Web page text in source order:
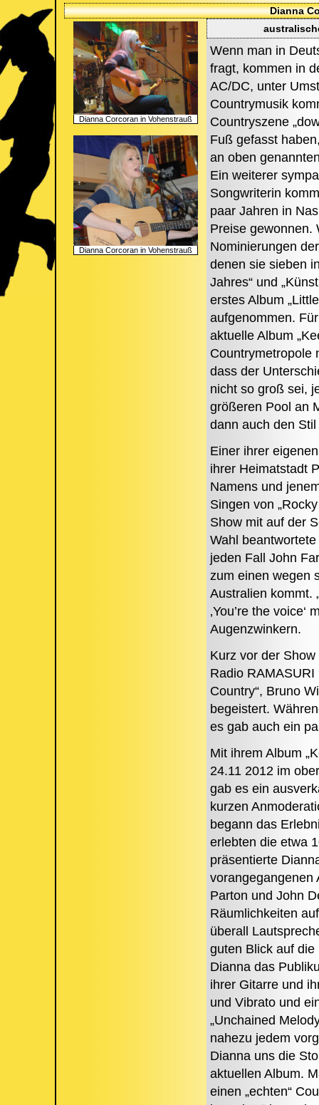
Dianna
Dianna Corcoran in Vohenstrauß
Dianna Corcoran in Vohenstrauß
Wenn man in
fragt, kommen in
AC/DC, unter
Countrymusik
Countryszene
Fuß gefasst
an oben
Ein weiterer
Songwriterin
paar Jahren in
Preise gewonnen.
Nominierungen
denen sie sieben
Jahres“ und
erstes Album
aufgenommen.
aktuelle Album
Countrymetropole
dass der
nicht so groß sei,
größeren Pool an
dann auch den
Einer ihrer
ihrer Heimatstadt
Namens und
Singen von
Show mit auf der
Wahl
jeden Fall John
zum einen wegen
Australien kommt.
‚You’re the
Augenzwinkern.
Kurz vor der
Radio RAMASURI
Country“, Bruno
begeistert.
es gab auch ein
Mit ihrem Album
24.11 2012 im
gab es ein
kurzen
begann das
erlebten die etwa
präsentierte
vorangegangenen
Parton und John
Räumlichkeiten
überall
guten Blick auf
Dianna das
ihrer Gitarre und
und Vibrato und
„Unchained
nahezu jedem
Dianna uns die
aktuellen Album.
einen „echten“